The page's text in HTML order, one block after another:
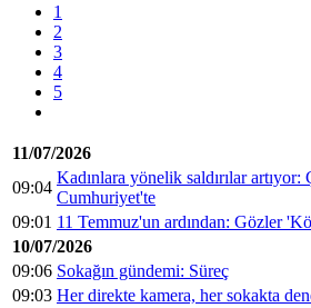
1
2
3
4
5
11/07/2026
09:04
Kadınlara yönelik saldırılar
Cumhuriyet'te
09:01 11 Temmuz'un ardından: Gözler
10/07/2026
09:06 Sokağın gündemi: Süreç
09:03 Her direkte kamera, her sokakta